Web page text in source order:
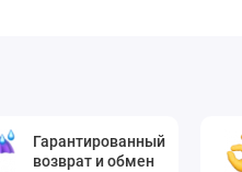
Гарантированный
возврат и обмен